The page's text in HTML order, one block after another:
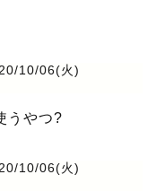
10/06(火)
うやつ?
10/06(火)